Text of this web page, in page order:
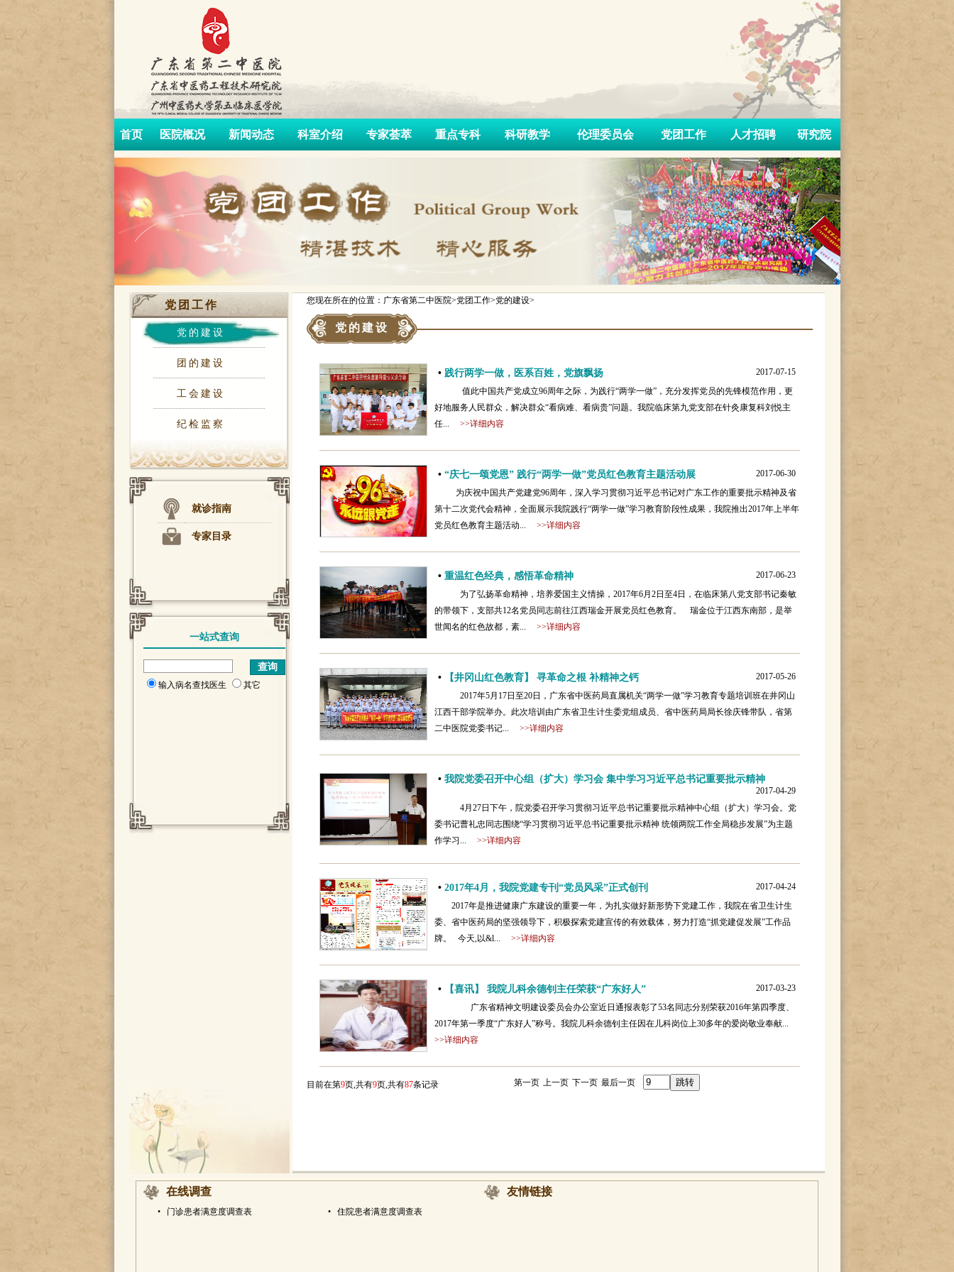
首页 医院概况 新闻动态 科室介绍 专家荟萃 重点专科 科研教学 伦理委员会 党团工作 人才招聘 研究院
党团工作
党的建设
团的建设
工会建设
纪检监察
就诊指南
专家目录
一站式查询
输入病名查找医生 其它
您现在所在的位置：广东省第二中医院>党团工作>党的建设>
党的建设
• 践行两学一做，医系百姓，党旗飘扬
2017-07-15
值此中国共产党成立96周年之际，为践行“两学一做”，充分发挥党员的先锋模范作用，更
好地服务人民群众，解决群众“看病难、看病贵”问题。我院临床第九党支部在针灸康复科刘悦主
任... >>详细内容
• “庆七一颂党恩” 践行“两学一做”党员红色教育主题活动展
2017-06-30
为庆祝中国共产党建党96周年，深入学习贯彻习近平总书记对广东工作的重要批示精神及省
第十二次党代会精神，全面展示我院践行“两学一做”学习教育阶段性成果，我院推出2017年上半年
党员红色教育主题活动... >>详细内容
• 重温红色经典，感悟革命精神
2017-06-23
为了弘扬革命精神，培养爱国主义情操，2017年6月2日至4日，在临床第八党支部书记秦敏
的带领下，支部共12名党员同志前往江西瑞金开展党员红色教育。 瑞金位于江西东南部，是举
世闻名的红色故都，素... >>详细内容
• 【井冈山红色教育】 寻革命之根 补精神之钙
2017-05-26
2017年5月17日至20日，广东省中医药局直属机关“两学一做”学习教育专题培训班在井冈山
江西干部学院举办。此次培训由广东省卫生计生委党组成员、省中医药局局长徐庆锋带队，省第
二中医院党委书记... >>详细内容
• 我院党委召开中心组（扩大）学习会 集中学习习近平总书记重要批示精神
2017-04-29
4月27日下午，院党委召开学习贯彻习近平总书记重要批示精神中心组（扩大）学习会。党
委书记曹礼忠同志围绕“学习贯彻习近平总书记重要批示精神 统领两院工作全局稳步发展”为主题
作学习... >>详细内容
• 2017年4月，我院党建专刊“党员风采”正式创刊
2017-04-24
2017年是推进健康广东建设的重要一年，为扎实做好新形势下党建工作，我院在省卫生计生
委、省中医药局的坚强领导下，积极探索党建宣传的有效载体，努力打造“抓党建促发展”工作品
牌。 今天,以&l... >>详细内容
• 【喜讯】 我院儿科余德钊主任荣获“广东好人”
2017-03-23
广东省精神文明建设委员会办公室近日通报表彰了53名同志分别荣获2016年第四季度、
2017年第一季度“广东好人”称号。我院儿科余德钊主任因在儿科岗位上30多年的爱岗敬业奉献...
>>详细内容
目前在第9页,共有9页,共有87条记录 第一页 上一页 下一页 最后一页
在线调查
• 门诊患者满意度调查表 • 住院患者满意度调查表
友情链接